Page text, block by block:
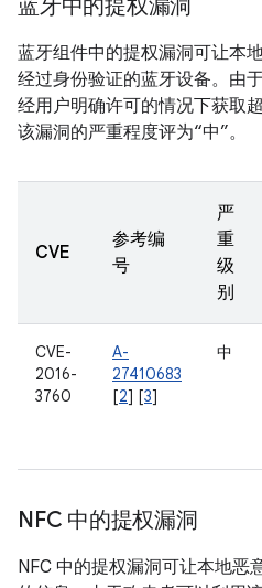
蓝牙中的提权漏洞
蓝牙组件中的提权漏洞可让本
经过身份验证的蓝牙设备。由
经用户明确许可的情况下获取
该漏洞的严重程度评为“中”。
CVE
参考编
号
严
重
级
别
CVE-
2016-
3760
A-
27410683
[2] [3]
中
NFC 中的提权漏洞
NFC 中的提权漏洞可让本地恶